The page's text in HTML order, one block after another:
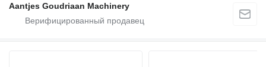
Aantjes Goudriaan Machinery